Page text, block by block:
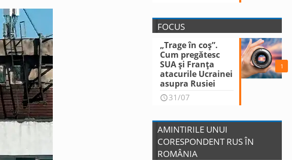
FOCUS
1
„Trage în coș”.
Cum pregătesc
SUA și Franța
atacurile Ucrainei
asupra Rusiei
31/07
AMINTIRILE UNUI
CORESPONDENT RUS ÎN
ROMÂNIA